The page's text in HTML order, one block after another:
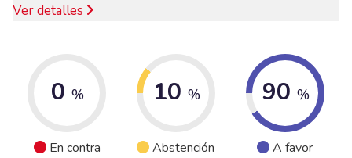
Ver detalles
0 %
En contra
10 %
Abstención
90 %
A favor